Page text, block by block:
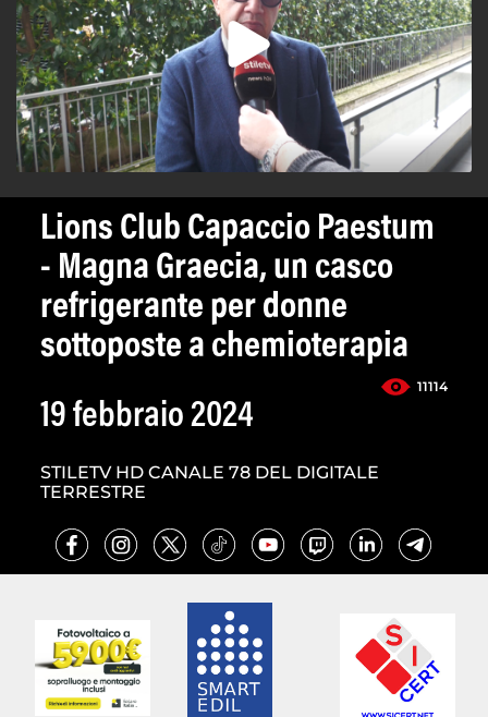
Lions Club Capaccio Paestum
- Magna Graecia, un casco
refrigerante per donne
sottoposte a chemioterapia
11114
19 febbraio 2024
STILETV HD CANALE 78 DEL DIGITALE
TERRESTRE